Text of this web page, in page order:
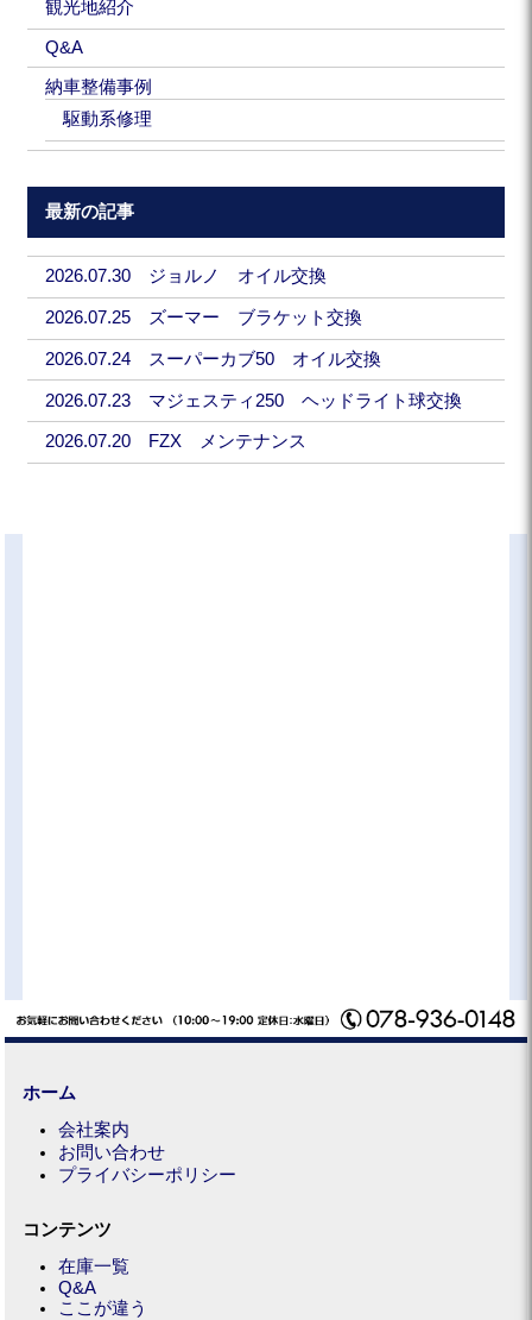
観光地紹介
Q&A
納車整備事例
駆動系修理
最新の記事
2026.07.30 ジョルノ オイル交換
2026.07.25 ズーマー ブラケット交換
2026.07.24 スーパーカブ50 オイル交換
2026.07.23 マジェスティ250 ヘッドライト球交換
2026.07.20 FZX メンテナンス
ホーム
会社案内
お問い合わせ
プライバシーポリシー
コンテンツ
在庫一覧
Q&A
ここが違う